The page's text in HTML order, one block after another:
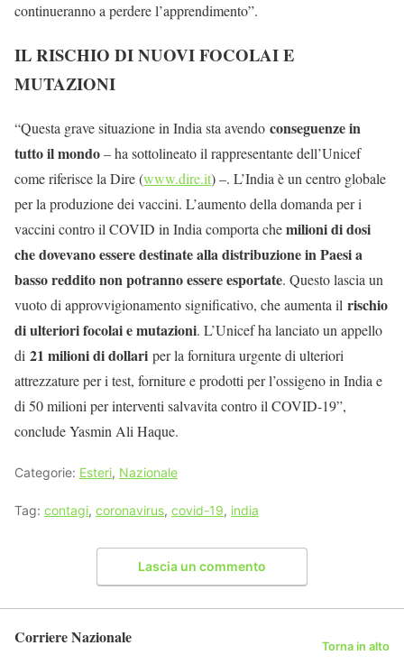
continueranno a perdere l’apprendimento”.
IL RISCHIO DI NUOVI FOCOLAI E
MUTAZIONI
“Questa grave situazione in India sta avendo conseguenze in
tutto il mondo– ha sottolineato il rappresentante dell’Unicef
come riferisce la Dire (www.dire.it) –. L’India è un centro globale
per la produzione dei vaccini. L’aumento della domanda per i
vaccini contro il COVID in India comporta chemilioni di dosi
che dovevano essere destinate alla distribuzione in Paesi a
basso reddito non potranno essere esportate. Questo lascia un
vuoto di approvvigionamento significativo, che aumenta il rischio
di ulteriori focolai e mutazioni. L’Unicef ha lanciato un appello
di 21 milioni di dollari per la fornitura urgente di ulteriori
attrezzature per i test, forniture e prodotti per l’ossigeno in India e
di 50 milioni per interventi salvavita contro il COVID-19”,
conclude Yasmin Ali Haque.
Categorie: Esteri, Nazionale
Tag: contagi, coronavirus, covid-19, india
Lascia un commento
Corriere Nazionale Torna in alto